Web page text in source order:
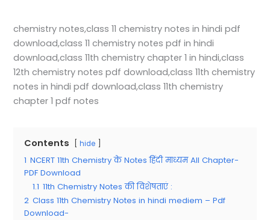
chemistry notes,class 11 chemistry notes in hindi pdf
download,class 11 chemistry notes pdf in hindi
download,class 11th chemistry chapter 1 in hindi,class
12th chemistry notes pdf download,class 11th chemistry
notes in hindi pdf download,class 11th chemistry
chapter 1 pdf notes
Contents hide
1 NCERT 11th Chemistry के Notes हिंदी माध्यम All Chapter-
PDF Download
1.1 11th Chemistry Notes की विशेषताएं :
2 Class 11th Chemistry Notes in hindi mediem – Pdf
Download-